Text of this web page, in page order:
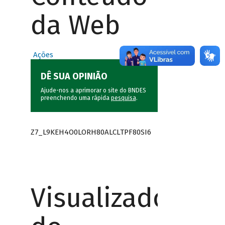
da Web
Ações
DÊ SUA OPINIÃO
Ajude-nos a aprimorar o site do BNDES
preenchendo uma rápida pesquisa.
Z7_L9KEH4O0LORH80ALCLTPF80SI6
Visualizador